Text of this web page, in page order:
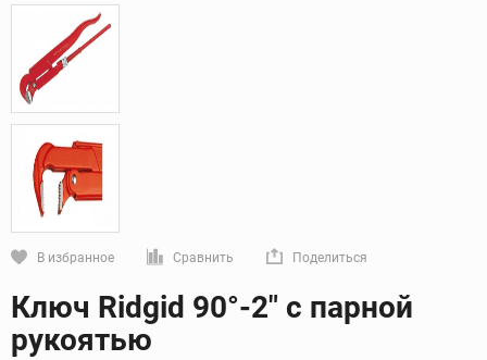
В избранное Сравнить Поделиться
Кликните, чтобы скопировать прямую ссылку
Ключ Ridgid 90°-2" с парной
рукоятью